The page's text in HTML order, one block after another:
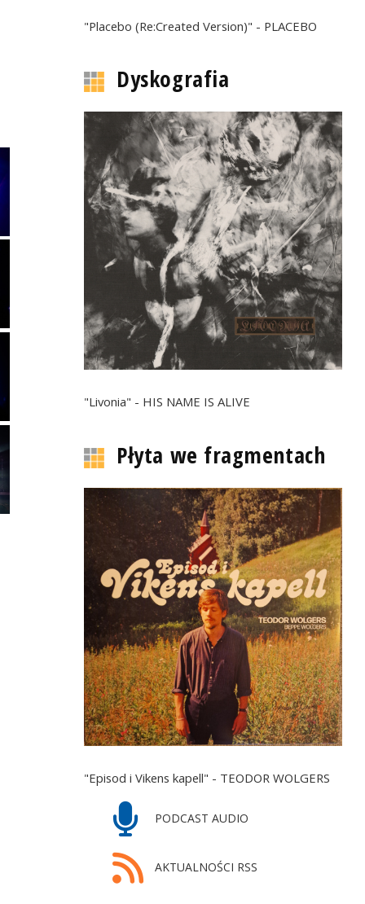
"Placebo (Re:Created Version)" - PLACEBO
Dyskografia
"Livonia" - HIS NAME IS ALIVE
Płyta we fragmentach
"Episod i Vikens kapell" - TEODOR WOLGERS
PODCAST AUDIO
AKTUALNOŚCI RSS